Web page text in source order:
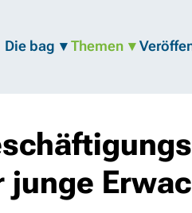
Die bag Themen